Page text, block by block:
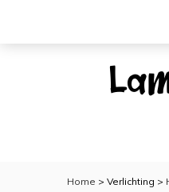
Home > Verlichting >